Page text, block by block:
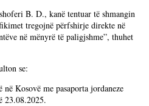
B. D., kanë tentuar të shmangin
tregojnë përfshirje direkte në
në mënyrë të paligjshme”, thuhet
se:
në Kosovë me pasaporta jordaneze
23.08.2025.